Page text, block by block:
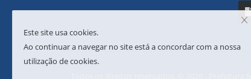
Todos os direitos reservados. © 2026 - Prefeitura
Este site usa cookies.
Ao continuar a navegar no site está a concordar com a nossa
utilização de cookies.